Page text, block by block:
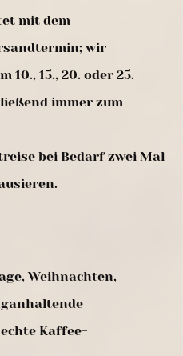
mit dem
wir
10., 15., 20. oder 25.
immer zum
bei Bedarf zwei Mal
Weihnachten,
Kaffee-